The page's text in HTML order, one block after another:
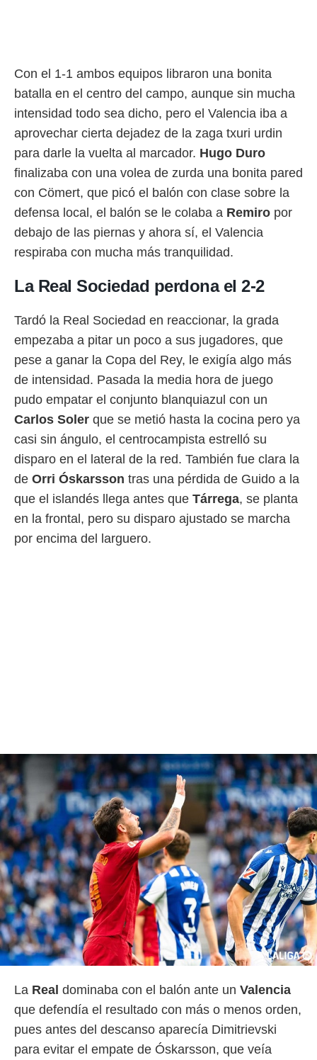
Con el 1-1 ambos equipos libraron una bonita
batalla en el centro del campo, aunque sin mucha
intensidad todo sea dicho, pero el Valencia iba a
aprovechar cierta dejadez de la zaga txuri urdin
para darle la vuelta al marcador. Hugo Duro
finalizaba con una volea de zurda una bonita pared
con Cömert, que picó el balón con clase sobre la
defensa local, el balón se le colaba a Remiro por
debajo de las piernas y ahora sí, el Valencia
respiraba con mucha más tranquilidad.
La Real Sociedad perdona el 2-2
Tardó la Real Sociedad en reaccionar, la grada
empezaba a pitar un poco a sus jugadores, que
pese a ganar la Copa del Rey, le exigía algo más
de intensidad. Pasada la media hora de juego
pudo empatar el conjunto blanquiazul con un
Carlos Soler que se metió hasta la cocina pero ya
casi sin ángulo, el centrocampista estrelló su
disparo en el lateral de la red. También fue clara la
de Orri Óskarsson tras una pérdida de Guido a la
que el islandés llega antes que Tárrega, se planta
en la frontal, pero su disparo ajustado se marcha
por encima del larguero.
La Real dominaba con el balón ante un Valencia
que defendía el resultado con más o menos orden,
pues antes del descanso aparecía Dimitrievski
para evitar el empate de Óskarsson, que veía